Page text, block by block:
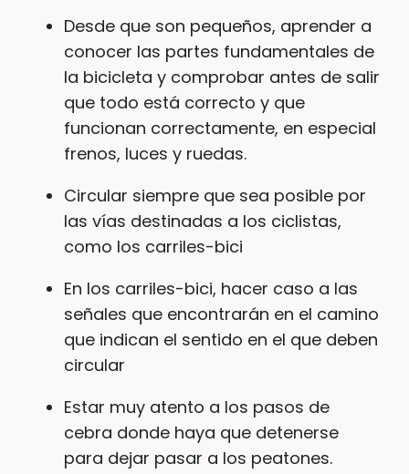
Desde que son pequeños, aprender a
conocer las partes fundamentales de
la bicicleta y comprobar antes de salir
que todo está correcto y que
funcionan correctamente, en especial
frenos, luces y ruedas.
Circular siempre que sea posible por
las vías destinadas a los ciclistas,
como los carriles-bici
En los carriles-bici, hacer caso a las
señales que encontrarán en el camino
que indican el sentido en el que deben
circular
Estar muy atento a los pasos de
cebra donde haya que detenerse
para dejar pasar a los peatones.